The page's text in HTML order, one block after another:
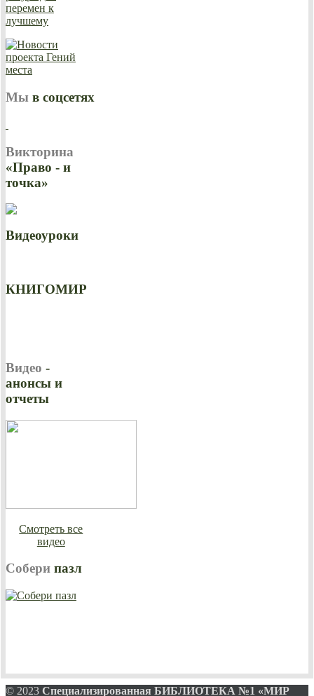
Мы в соцсетях
Викторина
«Право - и
точка»
Видеоуроки
КНИГОМИР
Видео -
анонсы и
отчеты
Смотреть все
видео
Собери пазл
© 2023 Специализированная БИБЛИОТЕКА №1 «МИР